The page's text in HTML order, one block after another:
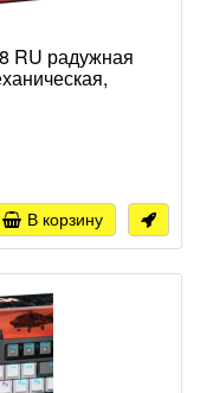
RU радужная
В корзину